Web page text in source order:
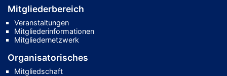
Mitgliederbereich
Veranstaltungen
Mitgliederinformationen
Mitgliedernetzwerk
Organisatorisches
Mitgliedschaft